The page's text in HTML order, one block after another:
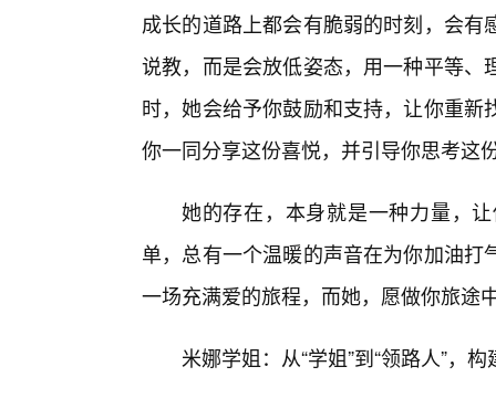
成长的道路上都会有脆弱的时刻，会
说教，而是会放低姿态，用一种平等
时，她会给予你鼓励和支持，让你重
你一同分享这份喜悦，并引导你思考这
她的存在，本身就是一种力量，
单，总有一个温暖的声音在为你加油
一场充满爱的旅程，而她，愿做你旅途
米娜学姐：从“学姐”到“领路人”，